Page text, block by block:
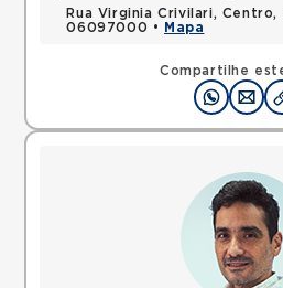
Compartilhe
Rua Virginia Crivilari, Centro,
06097000 •
Mapa